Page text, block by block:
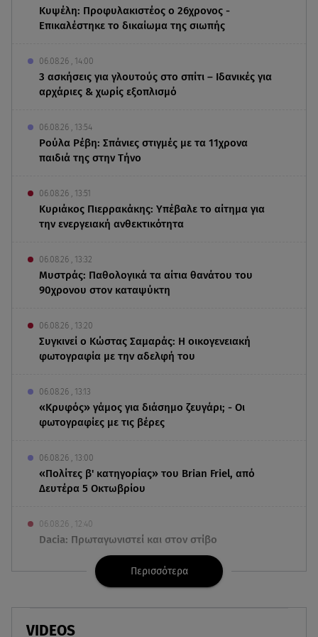
Κυψέλη: Προφυλακιστέος ο 26χρονος -
Επικαλέστηκε το δικαίωμα της σιωπής
06.08.26 , 14:00
3 ασκήσεις για γλουτούς στο σπίτι – Ιδανικές για
αρχάριες & χωρίς εξοπλισμό
06.08.26 , 13:54
Ρούλα Ρέβη: Σπάνιες στιγμές με τα 11χρονα
παιδιά της στην Τήνο
06.08.26 , 13:51
Κυριάκος Πιερρακάκης: Υπέβαλε το αίτημα για
την ενεργειακή ανθεκτικότητα
06.08.26 , 13:32
Μυστράς: Παθολογικά τα αίτια θανάτου του
90χρονου στον καταψύκτη
06.08.26 , 13:20
Συγκινεί ο Κώστας Σαμαράς: Η οικογενειακή
φωτογραφία με την αδελφή του
06.08.26 , 13:13
«Κρυφός» γάμος για διάσημο ζευγάρι; - Οι
φωτογραφίες με τις βέρες
06.08.26 , 13:00
«Πολίτες β' κατηγορίας» του Brian Friel, από
Δευτέρα 5 Οκτωβρίου
06.08.26 , 12:40
Dacia: Πρωταγωνιστεί και στον στίβο
06.08.26 , 12:33
Παρουσιάστηκε η εφαρμογή myAGRO: Πότε
ξεκινούν οι πληρωμές στους αγρότες
Περισσότερα
VIDEOS